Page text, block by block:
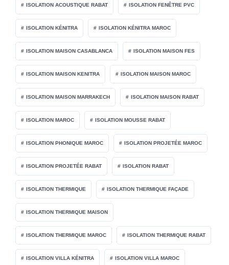
ISOLATION ACOUSTIQUE RABAT ISOLATION FENÊTRE PVC
ISOLATION KÉNITRA ISOLATION KÉNITRA MAROC
ISOLATION MAISON CASABLANCA ISOLATION MAISON FES
ISOLATION MAISON KENITRA ISOLATION MAISON MAROC
ISOLATION MAISON MARRAKECH ISOLATION MAISON RABAT
ISOLATION MAROC ISOLATION MOUSSE RABAT
ISOLATION PHONIQUE MAROC ISOLATION PROJETÉE MAROC
ISOLATION PROJETÉE RABAT ISOLATION RABAT
ISOLATION THERMIQUE ISOLATION THERMIQUE FAÇADE
ISOLATION THERMIQUE MAISON
ISOLATION THERMIQUE MAROC ISOLATION THERMIQUE RABAT
ISOLATION VILLA KÉNITRA ISOLATION VILLA MAROC